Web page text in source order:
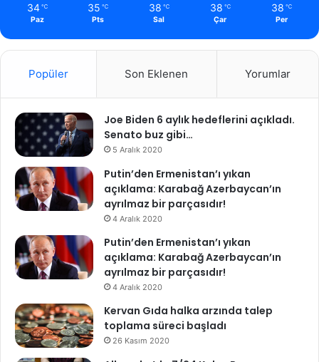
34 ℃
Paz
35 ℃
Pts
38 ℃
Sal
38 ℃
Çar
38 ℃
Per
Popüler Son Eklenen Yorumlar
Joe Biden 6 aylık hedeflerini açıkladı.
Senato buz gibi…
5 Aralık 2020
Putin’den Ermenistan’ı yıkan
açıklama: Karabağ Azerbaycan’ın
ayrılmaz bir parçasıdır!
4 Aralık 2020
Putin’den Ermenistan’ı yıkan
açıklama: Karabağ Azerbaycan’ın
ayrılmaz bir parçasıdır!
4 Aralık 2020
Kervan Gıda halka arzında talep
toplama süreci başladı
26 Kasım 2020